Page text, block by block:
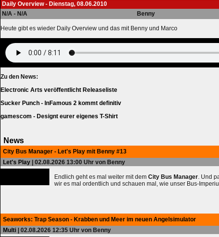
Daily Overview - Dienstag, 08.06.2010
N/A - N/A
Benny
Heute gibt es wieder Daily Overview und das mit Benny und Marco
Zu den News:
Electronic Arts veröffentlicht Releaseliste
Sucker Punch - InFamous 2 kommt definitiv
gamescom - Designt eurer eigenes T-Shirt
News
City Bus Manager - Let's Play mit Benny #13
Let's Play | 02.08.2026 13:00 Uhr von Benny
Endlich geht es mal weiter mit dem City Bus Manager. Und
wir es mal ordentlich und schauen mal, wie unser Bus-
Seaworks: Trap Season - Krabben und Meer im neuen Angelsimulator
Multi | 02.08.2026 12:35 Uhr von Benny